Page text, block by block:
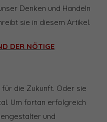
Denken und Handeln
sie in diesem Artikel.
DER NÖTIGE
die Zukunft. Oder sie
Um fortan erfolgreich
und